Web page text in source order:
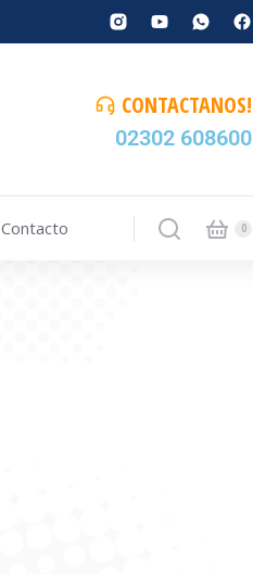
CONTACTANOS!
02302 608600
Contacto